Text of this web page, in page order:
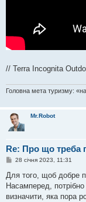
// Terra Incognita
Головна мета туризму:
Mr.Robot
Re: Про що треба
П
в
д
о
28 січня 2023, 11:31
Для того, щоб добре
Насамперед,
визначити, яка пора